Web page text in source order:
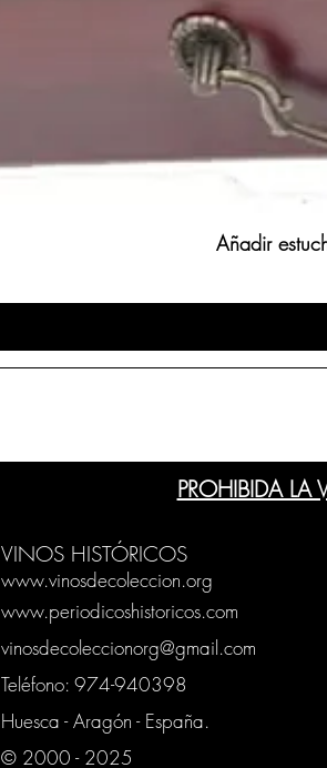
Añadir
PROHIBIDA
VINOS HISTÓRICOS
www.vinosdecoleccion.org
www.periodicoshistoricos.com
vinosdecoleccionorg@gmail.com
Teléfono: 974-940398
Huesca - Aragón - España.
© 2000 - 2025